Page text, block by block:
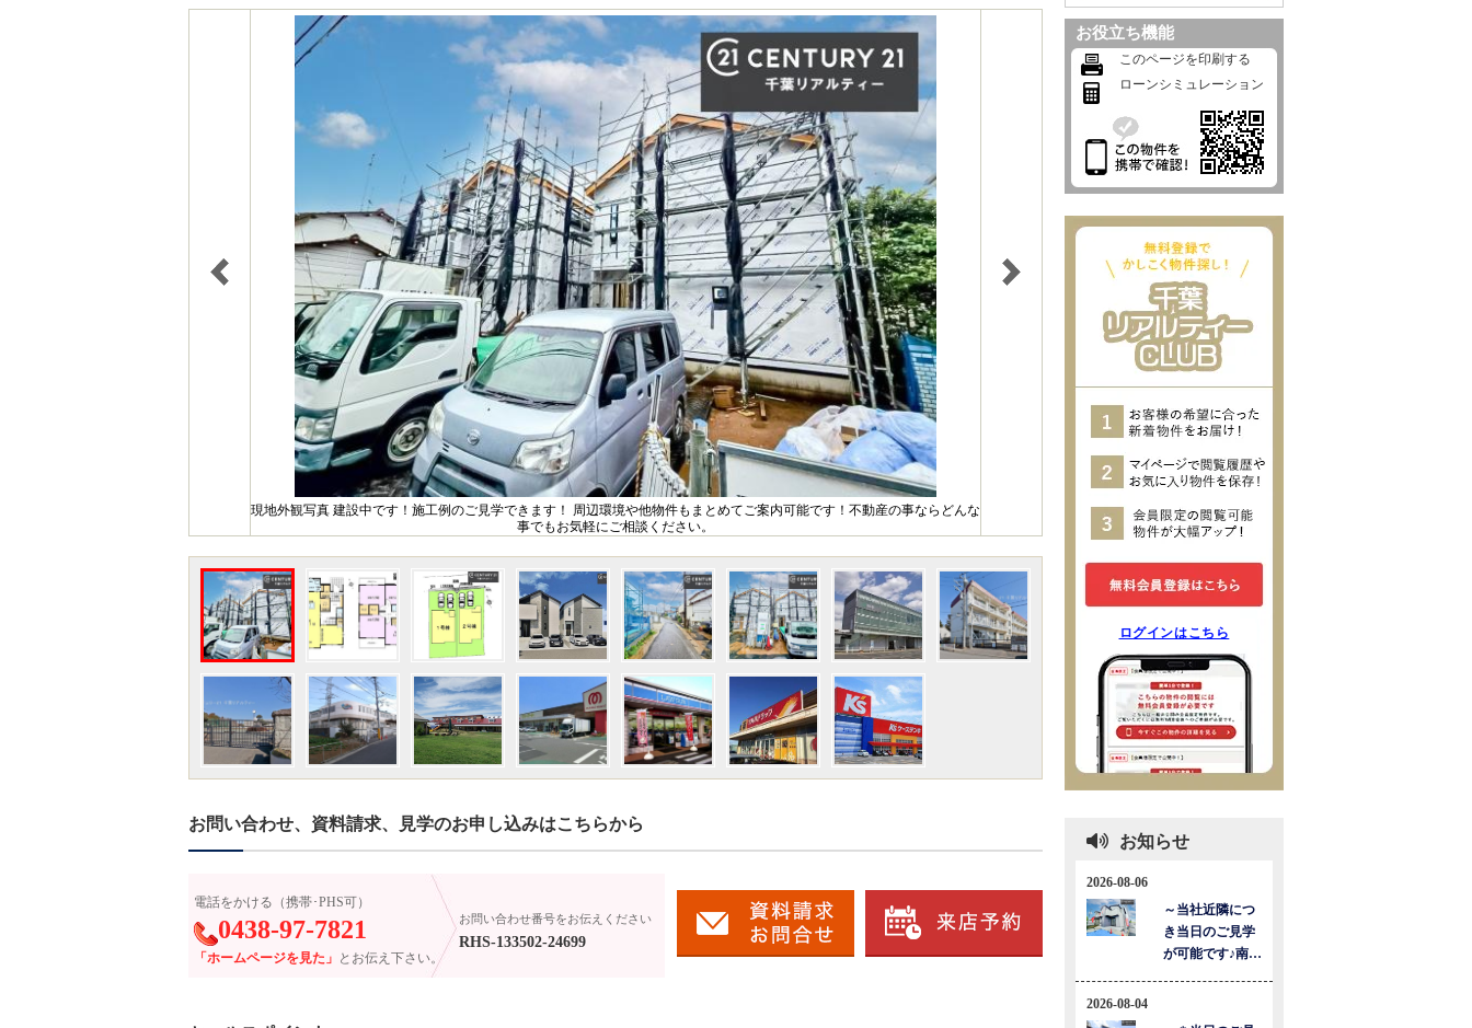
現地外観写真 建設中です！施工例のご見学できます！ 周辺環境や他物件もまとめてご案内可能です！不動産の事ならどんな
事でもお気軽にご相談ください。
お問い合わせ、資料請求、見学のお申し込みはこちらから
電話をかける（携帯･PHS可）
0438-97-7821
「ホームページを見た」 とお伝え下さい。
お問い合わせ番号をお伝えください
RHS-133502-24699
お役立ち機能
このページを印刷する
ローンシミュレーション
ログインはこちら
お知らせ